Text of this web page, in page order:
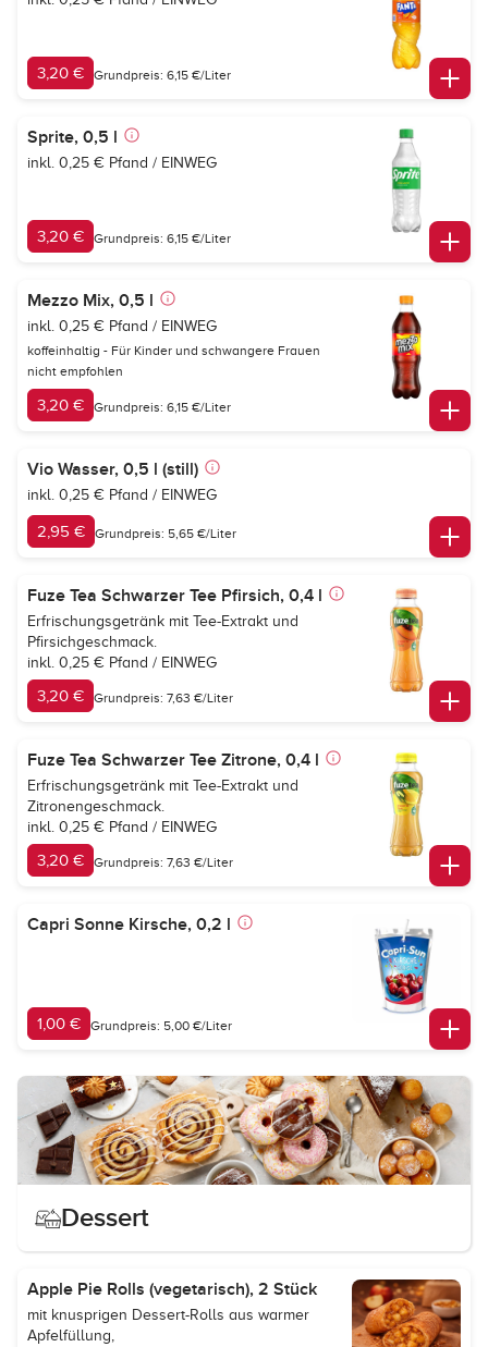
3,20 € Grundpreis: 6,15 €/Liter
Sprite, 0,5 l
inkl. 0,25 € Pfand / EINWEG
3,20 € Grundpreis: 6,15 €/Liter
Mezzo Mix, 0,5 l
inkl. 0,25 € Pfand / EINWEG
koffeinhaltig - Für Kinder und schwangere Frauen
nicht empfohlen
3,20 € Grundpreis: 6,15 €/Liter
Vio Wasser, 0,5 l (still)
inkl. 0,25 € Pfand / EINWEG
2,95 € Grundpreis: 5,65 €/Liter
Fuze Tea Schwarzer Tee Pfirsich, 0,4 l
Erfrischungsgetränk mit Tee-Extrakt und
Pfirsichgeschmack.
inkl. 0,25 € Pfand / EINWEG
3,20 € Grundpreis: 7,63 €/Liter
Fuze Tea Schwarzer Tee Zitrone, 0,4 l
Erfrischungsgetränk mit Tee-Extrakt und
Zitronengeschmack.
inkl. 0,25 € Pfand / EINWEG
3,20 € Grundpreis: 7,63 €/Liter
Capri Sonne Kirsche, 0,2 l
1,00 € Grundpreis: 5,00 €/Liter
Dessert
Apple Pie Rolls (vegetarisch), 2 Stück
mit knusprigen Dessert-Rolls aus warmer
Apfelfüllung,